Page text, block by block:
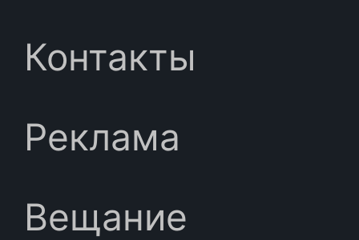
Контакты
Реклама
Вещание